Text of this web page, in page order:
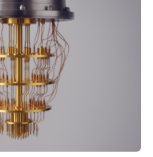
Dies ist der Alltag in
die dieses Jahr 100
die UNESCO 2025 zum
Quantenwissenschaft und -
Doch nun hat eine
um den